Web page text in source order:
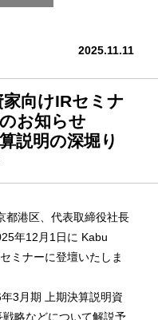
2025.11.11
向けIRセミナ
お知らせ
説明の深堀り
都港区、代表取締役社長
年12月1日に Kabu
ミナーに登壇いたしま
3月期 上期決算説明資
略などについて解説予